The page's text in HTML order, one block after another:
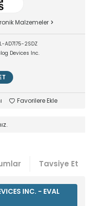
Malzemeler
AD7175-2SDZ
Devices Inc.
Favorilere Ekle
Tavsiye Et
INC. - EVAL